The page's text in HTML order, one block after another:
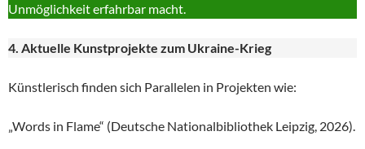
Unmöglichkeit erfahrbar macht.
4. Aktuelle Kunstprojekte zum Ukraine-Krieg
Künstlerisch finden sich Parallelen in Projekten wie:
„Words in Flame“ (Deutsche Nationalbibliothek Leipzig, 2026).